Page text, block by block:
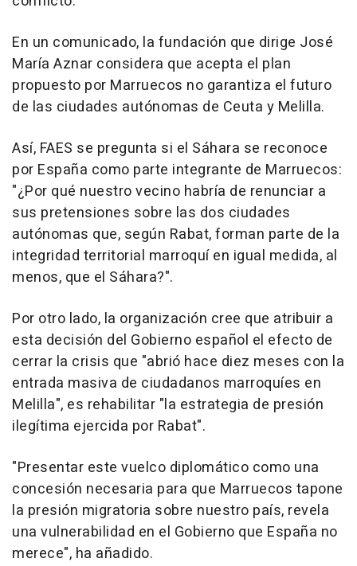
En un comunicado, la fundación que dirige José
María Aznar considera que acepta el plan
propuesto por Marruecos no garantiza el futuro
de las ciudades autónomas de Ceuta y Melilla.
Así, FAES se pregunta si el Sáhara se reconoce
por España como parte integrante de Marruecos:
"¿Por qué nuestro vecino habría de renunciar a
sus pretensiones sobre las dos ciudades
autónomas que, según Rabat, forman parte de la
integridad territorial marroquí en igual medida, al
menos, que el Sáhara?".
Por otro lado, la organización cree que atribuir a
esta decisión del Gobierno español el efecto de
cerrar la crisis que "abrió hace diez meses con la
entrada masiva de ciudadanos marroquíes en
Melilla", es rehabilitar "la estrategia de presión
ilegítima ejercida por Rabat".
"Presentar este vuelco diplomático como una
concesión necesaria para que Marruecos tapone
la presión migratoria sobre nuestro país, revela
una vulnerabilidad en el Gobierno que España no
merece", ha añadido.